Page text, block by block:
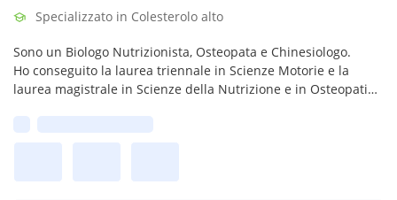
Specializzato in Colesterolo alto
Sono un Biologo Nutrizionista, Osteopata e Chinesiologo.
Ho conseguito la laurea triennale in Scienze Motorie e la
laurea magistrale in Scienze della Nutrizione e in Osteopatia.